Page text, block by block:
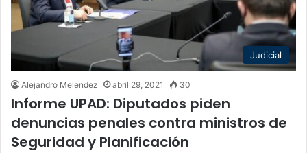
Judicial
Alejandro Melendez abril 29, 2021 30
Informe UPAD: Diputados piden
denuncias penales contra ministros de
Seguridad y Planificación